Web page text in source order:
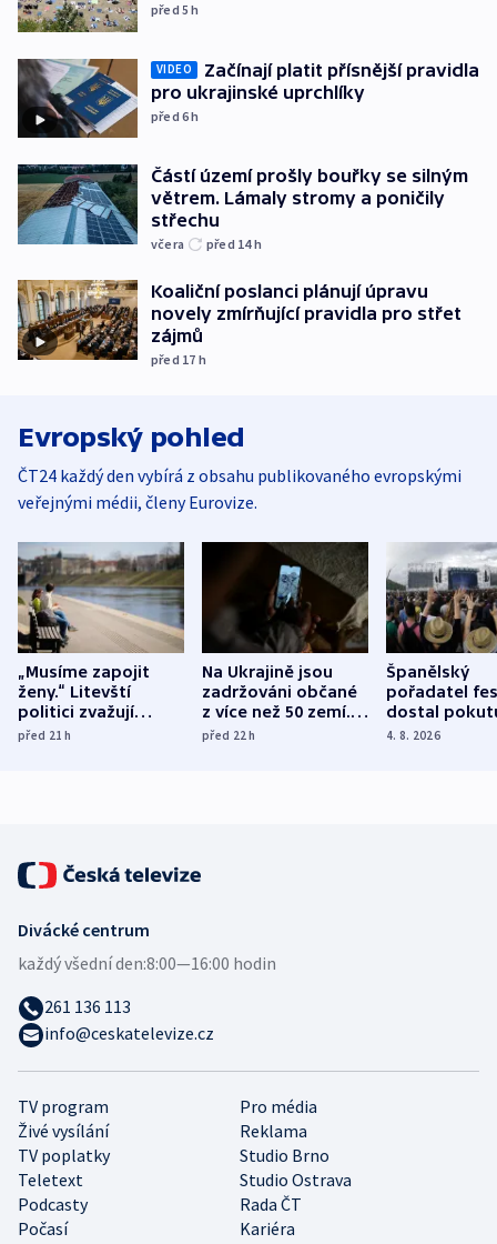
před 5h
VIDEO
Začínají platit přísnější pravidla
pro ukrajinské uprchlíky
před 6h
Částí území prošly bouřky se silným
větrem. Lámaly stromy a poničily
střechu
včera před 14h
Koaliční poslanci plánují úpravu
novely zmírňující pravidla pro střet
zájmů
před 17 h
Evropský pohled
ČT24 každý den vybírá z obsahu publikovaného evropskými
veřejnými médii, členy Eurovize.
„Musíme zapojit
ženy.“ Litevští
politici zvažují
dohodu o
před 21h
Na Ukrajině jsou
zadržováni občané
z více než 50 zemí.
Bojovali na straně
před 22h
Španělský
pořadatel
dostal
nekalé
4. 8. 2026
TV program
Pro média
Živé vysílání
Reklama
TV poplatky
Studio Brno
Teletext
Studio Ostrava
Podcasty
Rada ČT
Počasí
Kariéra
Divácké centrum
každý všední den:8:00—16:00 hodin
261 136 113
info@ceskatelevize.cz